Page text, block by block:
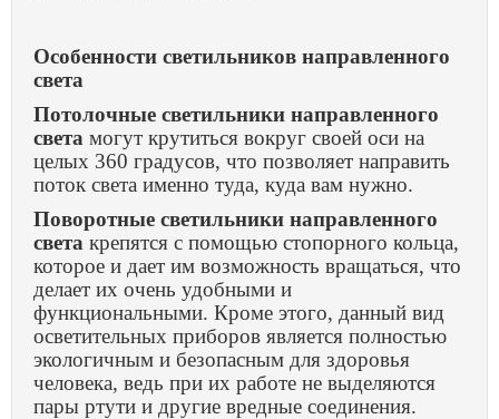
Особенности светильников направленного
света
Потолочные светильники направленного
света могут крутиться вокруг своей оси на
целых 360 градусов, что позволяет направить
поток света именно туда, куда вам нужно.
Поворотные светильники направленного
света крепятся с помощью стопорного кольца,
которое и дает им возможность вращаться, что
делает их очень удобными и
функциональными. Кроме этого, данный вид
осветительных приборов является полностью
экологичным и безопасным для здоровья
человека, ведь при их работе не выделяются
пары ртути и другие вредные соединения.